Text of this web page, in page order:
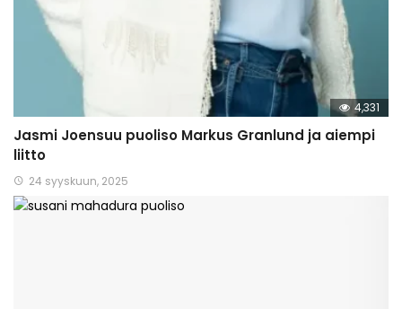
4,331
Jasmi Joensuu puoliso Markus Granlund ja aiempi
liitto
24 syyskuun, 2025